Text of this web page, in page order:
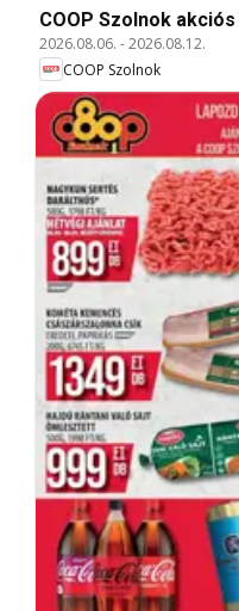
COOP Szolnok
2026.08.06. -2026.08.12.
COOP Szolnok